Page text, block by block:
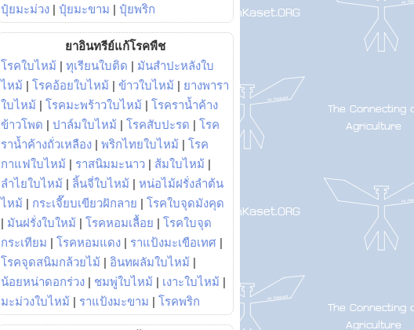
ปุ๋ยมะม่วง | ปุ๋ยมะขาม | ปุ๋ยพริก
ยาอินทรีย์แก้โรคพืช
โรคใบไหม้ | ทุเรียนใบติด | มันสำปะหลังใบ
ไหม้ | โรคอ้อยใบไหม้ | ข้าวใบไหม้ | ยางพารา
ใบไหม้ | โรคมะพร้าวใบไหม้ | โรคราน้ำค้าง
ข้าวโพด | ปาล์มใบไหม้ | โรคสับปะรด | โรค
ราน้ำค้างถั่วเหลือง | พริกไทยใบไหม้ | โรค
กาแฟใบไหม้ | ราสนิมมะนาว | ส้มใบไหม้ |
ลำไยใบไหม้ | ลิ้นจี่ใบไหม้ | หน่อไม้ฝรั่งลำต้น
ไหม้ | กระเจี๊ยบเขียวฝักลาย | โรคใบจุดมังคุด
| มันฝรั่งใบใหม้ | โรคหอมเลื้อย | โรคใบจุด
กระเทียม | โรคหอมแดง | ราแป้งมะเขือเทศ |
โรคจุดสนิมกล้วยไม้ | อินทผลัมใบไหม้ |
น้อยหน่าดอกร่วง | ชมพู่ใบไหม้ | เงาะใบไหม้ |
มะม่วงใบไหม้ | ราแป้งมะขาม | โรคพริก